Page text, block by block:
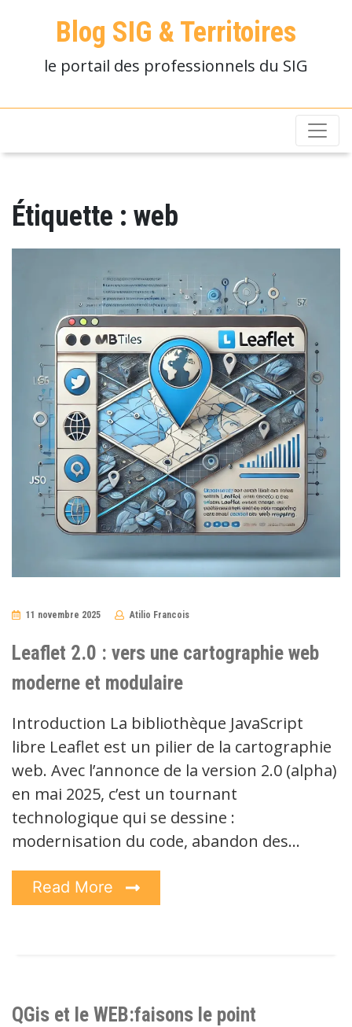
Blog SIG & Territoires
le portail des professionnels du SIG
Étiquette : web
11 novembre 2025 Atilio Francois
Leaflet 2.0 : vers une cartographie web
moderne et modulaire
Introduction La bibliothèque JavaScript
libre Leaflet est un pilier de la cartographie
web. Avec l’annonce de la version 2.0 (alpha)
en mai 2025, c’est un tournant
technologique qui se dessine :
modernisation du code, abandon des…
Read More
QGis et le WEB:faisons le point